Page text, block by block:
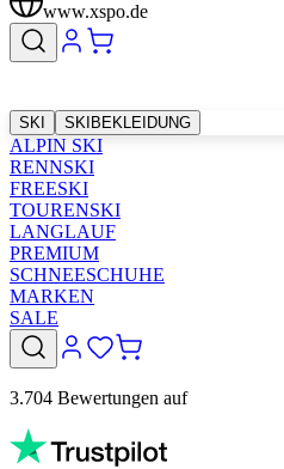
www.xspo.de
SKI SKIBEKLEIDUNG
ALPIN SKI
RENNSKI
FREESKI
TOURENSKI
LANGLAUF
PREMIUM
SCHNEESCHUHE
MARKEN
SALE
3.704 Bewertungen auf